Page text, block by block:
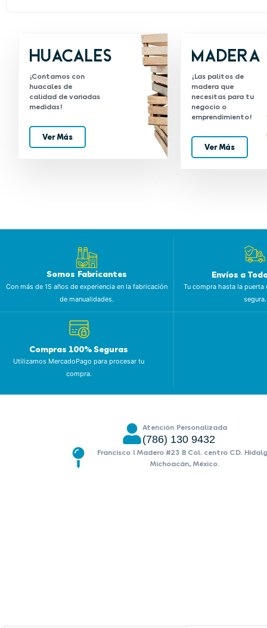
Huacales
¡Contamos con
huacales de
calidad de variadas
medidas!
Ver Más
Madera
¡Las palitos de
madera que
necesitas para tu
negocio o
emprendimiento!
Ver Más
Somos Fabricantes
Con más de 15 años de experiencia en la fabricación
de manualidades.
Envíos a
Tu compra hasta la puerta
segura.
Compras 100% Seguras
Utilizamos MercadoPago para procesar tu
compra.
Atención Personalizada
(786) 130 9432
Francisco I Madero #23 B Col. centro CD.
Michoacán, México.